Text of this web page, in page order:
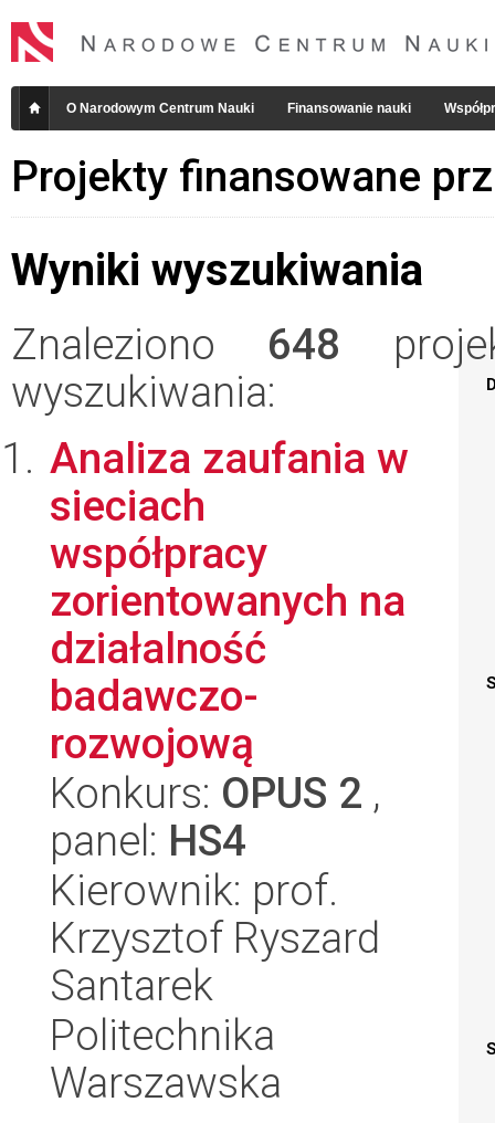
O Narodowym Centrum Nauki Finansowanie nauki
Projekty finansowane
Wyniki wyszukiwania
Znaleziono 648
wyszukiwania:
Analiza zaufania w
sieciach
współpracy
zorientowanych na
działalność
badawczo-
rozwojową
Konkurs: OPUS 2 ,
panel: HS4
Kierownik: prof.
Krzysztof Ryszard
Santarek
Politechnika
Warszawska